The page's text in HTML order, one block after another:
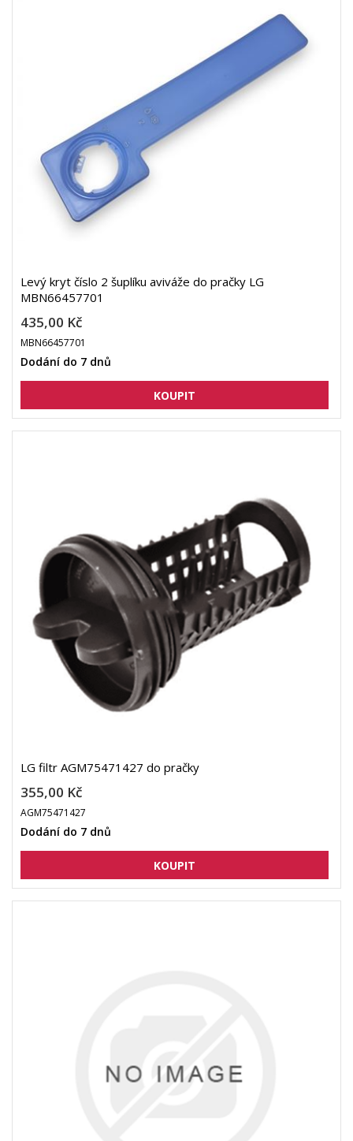
Levý kryt číslo 2 šuplíku aviváže do pračky LG
MBN66457701
435,00 Kč
MBN66457701
Dodání do 7 dnů
LG filtr AGM75471427 do pračky
355,00 Kč
AGM75471427
Dodání do 7 dnů